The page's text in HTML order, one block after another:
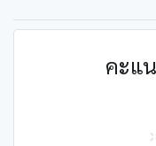
คะแ